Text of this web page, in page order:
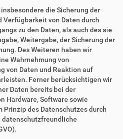
die Sicherung der
von Daten durch
zu den Daten, als auch des sie
Weitergabe, der Sicherung der
Des Weiteren haben wir
Wahrnehmung von
von Daten und Reaktion auf
Ferner berücksichtigen wir
Daten bereits bei der
Hardware, Software sowie
Prinzip des Datenschutzes durch
datenschutzfreundliche